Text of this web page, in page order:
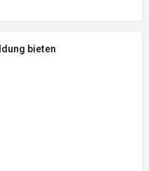
bieten